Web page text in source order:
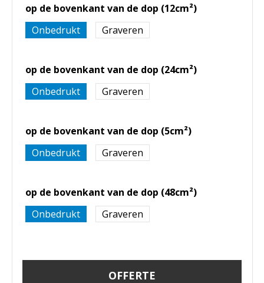
op de bovenkant van de dop (12cm²)
Onbedrukt
Graveren
op de bovenkant van de dop (24cm²)
Onbedrukt
Graveren
op de bovenkant van de dop (5cm²)
Onbedrukt
Graveren
op de bovenkant van de dop (48cm²)
Onbedrukt
Graveren
OFFERTE